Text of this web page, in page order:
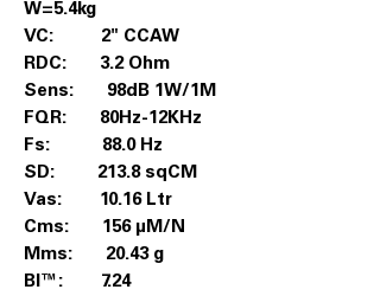
W=5.4kg
VC: 2" CCAW
RDC: 3.2 Ohm
Sens: 98dB 1W/1M
FQR: 80Hz-12KHz
Fs: 88.0 Hz
SD: 213.8 sqCM
Vas: 10.16 Ltr
Cms: 156 µM/N
Mms: 20.43 g
Bl™: 7.24